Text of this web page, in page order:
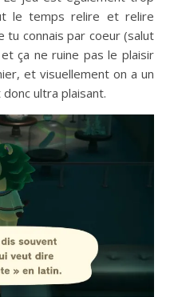
le temps relire et relire
connais par coeur (salut
ça ne ruine pas le plaisir
et visuellement on a un
ultra plaisant.